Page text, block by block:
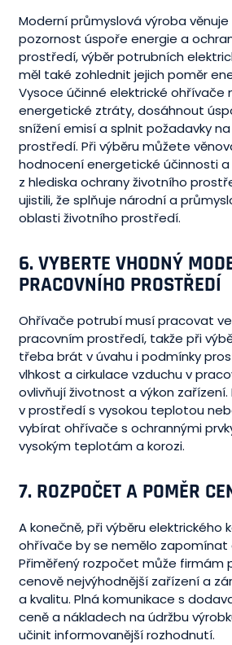
Moderní průmyslová výroba
pozornost úspoře energie a
prostředí, výběr potrubních
měl také zohlednit jejich poměr
Vysoce účinné elektrické ohřívače
energetické ztráty, dosáhnout
snížení emisí a splnit požadavky
prostředí. Při výběru můžete
hodnocení energetické účinnosti
z hlediska ochrany životního
ujistili, že splňuje národní a
oblasti životního prostředí.
6.VYBERTE VHODNÝ
PRACOVNÍHO PROSTŘEDÍ
Ohřívače potrubí musí pracovat
pracovním prostředí, takže při
třeba brát v úvahu i podmínky
vlhkost a cirkulace vzduchu v
ovlivňují životnost a výkon
v prostředí s vysokou teplotou
vybírat ohřívače s ochrannými
vysokým teplotám a korozi.
7. ROZPOČET A POMĚR
A konečně, při výběru elektrického
ohřívače by se nemělo zapomínat
Přiměřený rozpočet může firmám
cenově nejvýhodnější zařízení a
a kvalitu. Plná komunikace s
ceně a nákladech na údržbu
učinit informovanější rozhodnutí.